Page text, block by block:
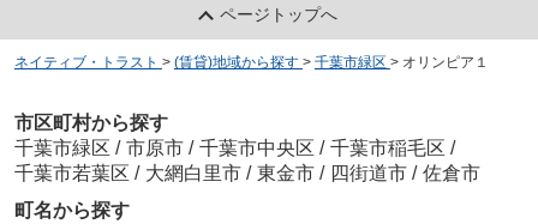
ページトップへ
ネイティブ・トラスト > (賃貸)地域から探す > 千葉市緑区 > オリンピア１
市区町村から探す
千葉市緑区 / 市原市 / 千葉市中央区 / 千葉市稲毛区 /
千葉市若葉区 / 大網白里市 / 東金市 / 四街道市 / 佐倉市
町名から探す